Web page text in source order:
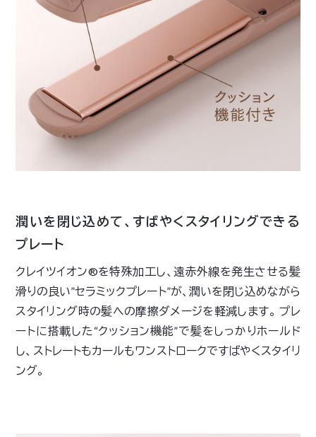
潤いを閉じ込めて、すばやくスタイリングできる
プレート
クレイツイオン®を特殊加工し、遠赤外線を発生させる髪
滑りの良い”セラミックプレート”が、潤いを閉じ込めながら
スタイリング時の髪への摩擦ダメージを軽減します。 プレ
ートに搭載した“クッション機能”で髪をしっかりホールド
し、ストレートもカールもワンストロークですばやくスタイリ
ング。